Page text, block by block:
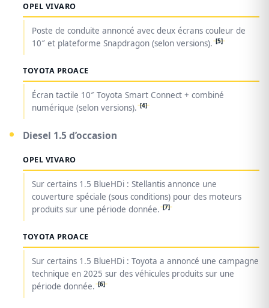
OPEL VIVARO
Poste de conduite annoncé avec deux écrans couleur de
10″ et plateforme Snapdragon (selon versions). [5]
TOYOTA PROACE
Écran tactile 10″ Toyota Smart Connect + combiné
numérique (selon versions). [4]
Diesel 1.5 d’occasion
OPEL VIVARO
Sur certains 1.5 BlueHDi : Stellantis annonce une
couverture spéciale (sous conditions) pour des moteurs
produits sur une période donnée. [7]
TOYOTA PROACE
Sur certains 1.5 BlueHDi : Toyota a annoncé une campagne
technique en 2025 sur des véhicules produits sur une
période donnée. [6]